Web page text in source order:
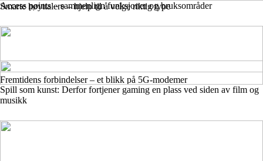
Smarte høyttalere – hjelp til å velge riktig type
Fremtidens forbindelser – et blikk på 5G-modemer
Access points – sammenlign funksjoner og bruksområder
Spill som kunst: Derfor fortjener gaming en plass ved siden av film og
musikk